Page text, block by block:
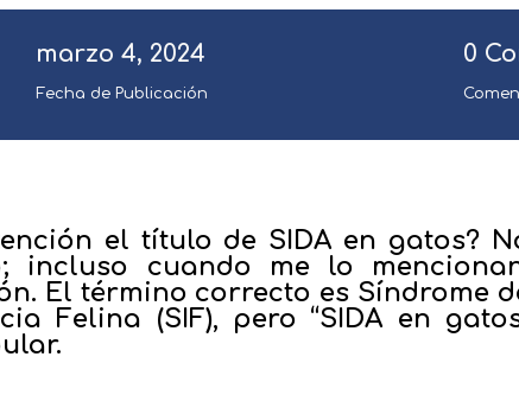
marzo 4, 2024
Fecha de Publicación
0
el título de SIDA en gatos?
incluso cuando me lo
El término correcto es Síndrome
Felina (SIF), pero “SIDA en